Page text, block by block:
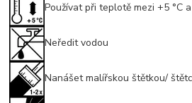
Používat při teplotě mezi +5 °C
Neředit vodou
Nanášet malířskou štětkou/